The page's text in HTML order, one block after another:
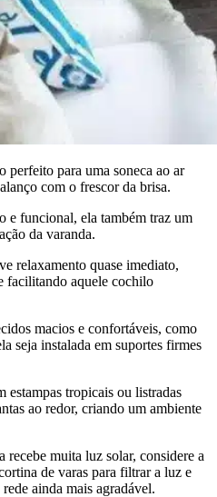
perfeito para uma soneca ao ar
com o frescor da brisa.
e funcional, ela também traz um
da varanda.
relaxamento quase imediato,
facilitando aquele cochilo
macios e confortáveis, como
seja instalada em suportes firmes
estampas tropicais ou listradas
ao redor, criando um ambiente
recebe muita luz solar, considere a
de varas para filtrar a luz e
ainda mais agradável.